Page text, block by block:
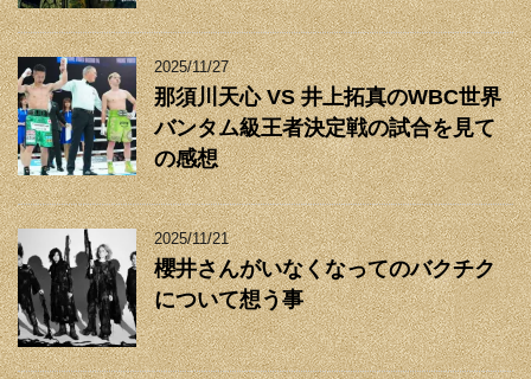
2025/11/27
那須川天心 VS 井上拓真のWBC世界
バンタム級王者決定戦の試合を見て
の感想
2025/11/21
櫻井さんがいなくなってのバクチク
について想う事